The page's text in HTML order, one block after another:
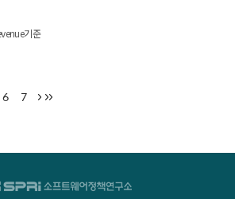
관련 애로사항 1. 부록: 세부통계표 2. 부록: 조사설문지
분류체계
기준
6 7